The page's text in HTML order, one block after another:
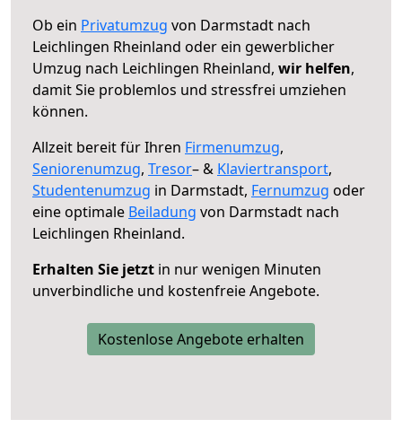
Ob ein Privatumzug von Darmstadt nach
Leichlingen Rheinland oder ein gewerblicher
Umzug nach Leichlingen Rheinland, wir helfen,
damit Sie problemlos und stressfrei umziehen
können.
Allzeit bereit für Ihren Firmenumzug,
Seniorenumzug, Tresor– & Klaviertransport,
Studentenumzug in Darmstadt, Fernumzug oder
eine optimale Beiladung von Darmstadt nach
Leichlingen Rheinland.
Erhalten Sie jetzt in nur wenigen Minuten
unverbindliche und kostenfreie Angebote.
Kostenlose Angebote erhalten